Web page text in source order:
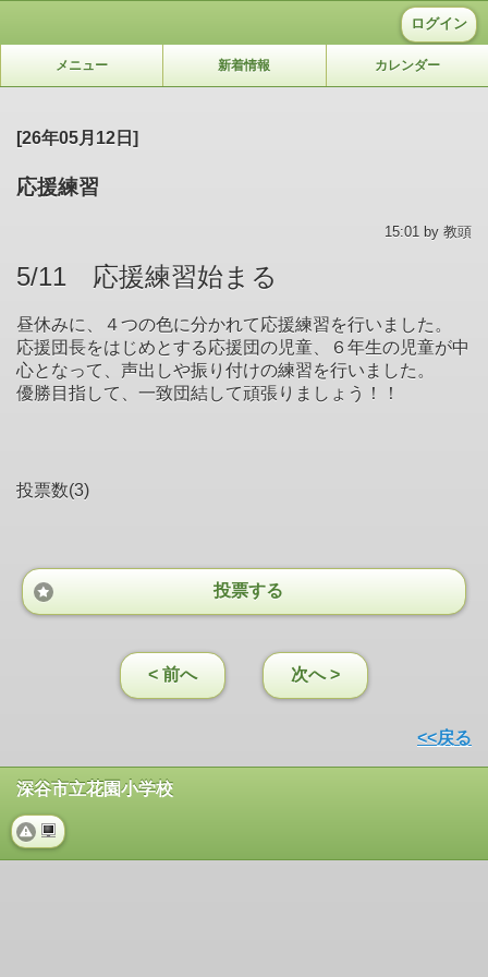
ログイン
メニュー 新着情報 カレンダー
[26年05月12日]
応援練習
15:01 by 教頭
5/11 応援練習始まる
昼休みに、４つの色に分かれて応援練習を行いました。
応援団長をはじめとする応援団の児童、６年生の児童が中
心となって、声出しや振り付けの練習を行いました。
優勝目指して、一致団結して頑張りましょう！！
投票数(3)
投票する
< 前へ 次へ >
<<戻る
深谷市立花園小学校